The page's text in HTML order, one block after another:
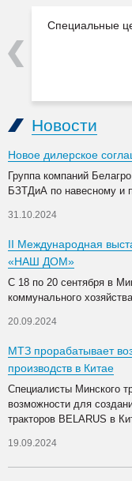
Специальные
Previous
Новости
Новое дилерское
Группа компаний
БЗТДиА по навесному и
31.10.2024
II Международная
«НАШ ДОМ»
С 18 по 20 сентября в
коммунального
20.09.2024
МТЗ прорабатывает
производств в Китае
Специалисты Минского
возможности для
тракторов BELARUS в
19.09.2024